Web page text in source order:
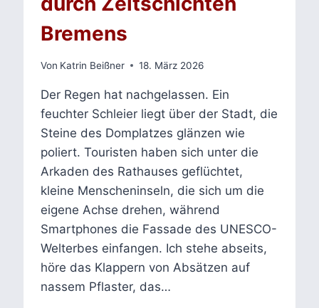
Bremens
Von Katrin Beißner 18. März 2026
Der Regen hat nachgelassen. Ein
feuchter Schleier liegt über der Stadt, die
Steine des Domplatzes glänzen wie
poliert. Touristen haben sich unter die
Arkaden des Rathauses geflüchtet,
kleine Menscheninseln, die sich um die
eigene Achse drehen, während
Smartphones die Fassade des UNESCO-
Welterbes einfangen. Ich stehe abseits,
höre das Klappern von Absätzen auf
nassem Pflaster, das…